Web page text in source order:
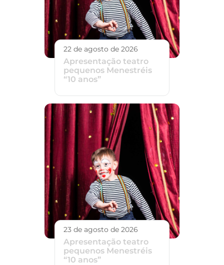
22 de agosto de 2026
Apresentação teatro
pequenos Menestréis
“10 anos”
23 de agosto de 2026
Apresentação teatro
pequenos Menestréis
“10 anos”